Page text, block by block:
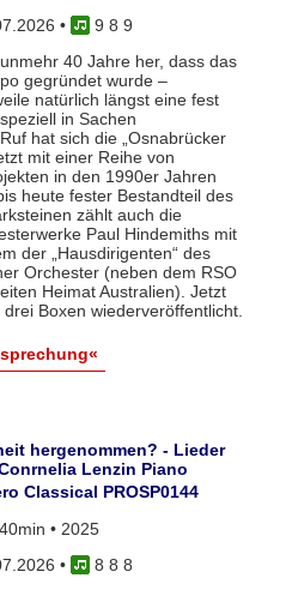
•
9 8 9
40 Jahre her, dass das
gegründet wurde –
natürlich längst eine fest
in Sachen
hat sich die „Osnabrücker
mit einer Reihe von
in den 1990er Jahren
heute fester Bestandteil des
zählt auch die
Paul Hindemiths mit
der „Hausdirigenten“ des
Orchester (neben dem RSO
Heimat Australien). Jetzt
Boxen wiederveröffentlicht.
hergenommen? - Lieder
Lenzin Piano
Classical PROSP0144
• 2025
•
8 8 8